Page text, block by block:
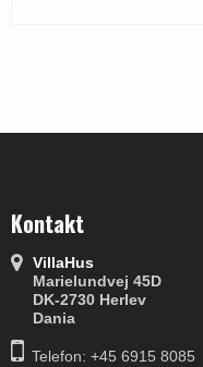
Kontakt
VillaHus
Marielundvej 45D
DK-2730 Herlev
Dania
Telefon: +45 6915 8085